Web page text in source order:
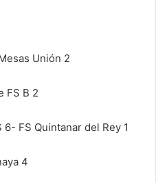
Unión 2
FS B 2
FS Quintanar del Rey 1
4